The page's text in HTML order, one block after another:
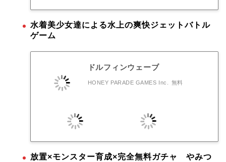
水着美少女達による水上の爽快ジェットバトル
ゲーム
ドルフィンウェーブ
HONEY PARADE GAMES Inc. 無料
放置×モンスター育成×完全無料ガチャ やみつ